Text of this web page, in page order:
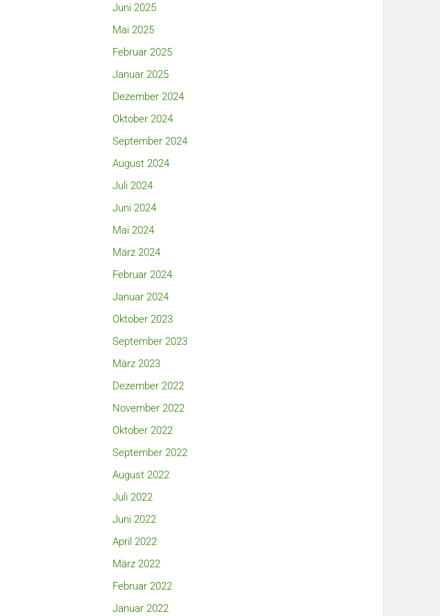
Juni 2025
Mai 2025
Februar 2025
Januar 2025
Dezember 2024
Oktober 2024
September 2024
August 2024
Juli 2024
Juni 2024
Mai 2024
März 2024
Februar 2024
Januar 2024
Oktober 2023
September 2023
März 2023
Dezember 2022
November 2022
Oktober 2022
September 2022
August 2022
Juli 2022
Juni 2022
April 2022
März 2022
Februar 2022
Januar 2022